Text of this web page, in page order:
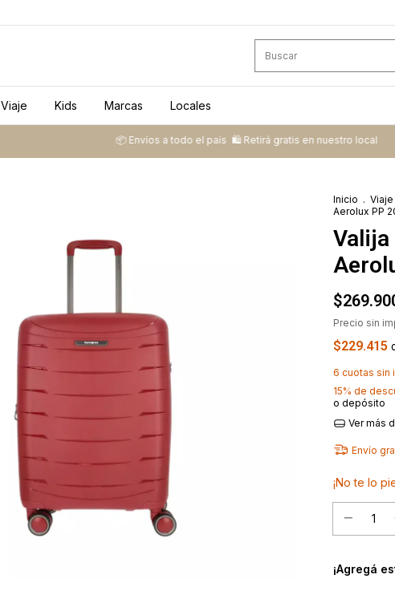
Viaje Kids Marcas Locales
📦 ​Envíos a todo el país ​ 🛍️​ Retirá gratis en nuestro local 💳​ 3
Inicio . Viaje
Aerolux PP
Valija
Precio sin
$229.415
6 cuotas sin
15% de
o depósito
Ver más
Envío
¡No te lo
¡Agregá